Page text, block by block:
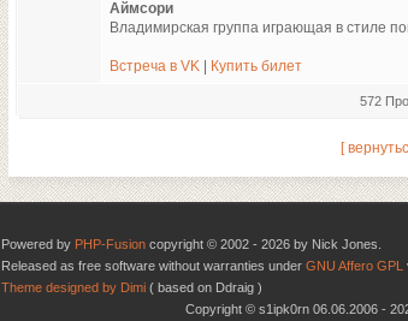
Аймсори
Владимирская группа играющая в стиле
Встреча в VK Купить билет
572
[
Powered by PHP-Fusion copyright © 2002 - 2026 by Nick Jones.
Released as free software without warranties under GNU Affero GPL
Theme designed by Dimi ( based on Ddraig )
Copyright © s1ipk0rn 06.06.2006 -